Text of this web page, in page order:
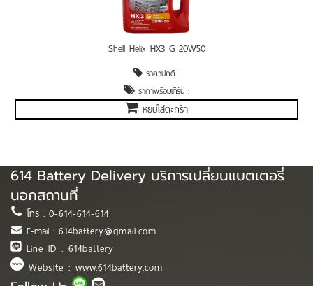
Shell Helix HX3 G 20W50
ราคาปกติ :
ราคาพร้อมเทิร์น :
หยิบใส่ตะกร้า
614 Battery Delivery บริการเปลี่ยนแบตเตอรี่
นอกสถานที่
โทร : 0-614-614-614
E-mail : 614battery@gmail.com
Line ID : 614battery
Website : www.614battery.com